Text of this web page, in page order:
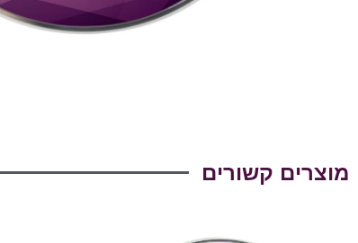
מוצרים קשורים